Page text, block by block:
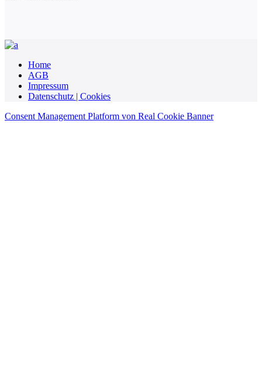
Home
AGB
Impressum
Datenschutz | Cookies
Consent Management Platform von Real Cookie Banner